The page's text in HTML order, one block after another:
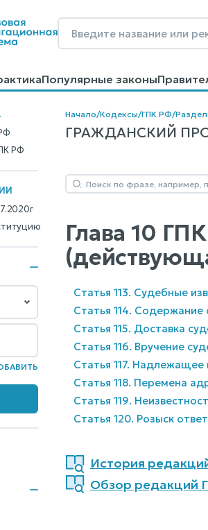
Популярные законы
материалыОбразцы
РФ
Начало/Кодексы/ГПК РФ/Раздел
ГРАЖДАНСКИЙ
Глава 10
Статья 113. Судебные
Статья 114.
Статья 115. Доставка
Статья 116. Вручение
Статья 117.
Статья 118. Перемена
Статья 119.
Статья 120. Розыск
История
Обзор редакций